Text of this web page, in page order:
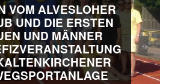
VOM ALVESLOHER
UND DIE ERSTEN
UND MÄNNER